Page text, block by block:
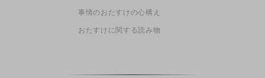
事情のおたすけの心構え
おたすけに関する読み物